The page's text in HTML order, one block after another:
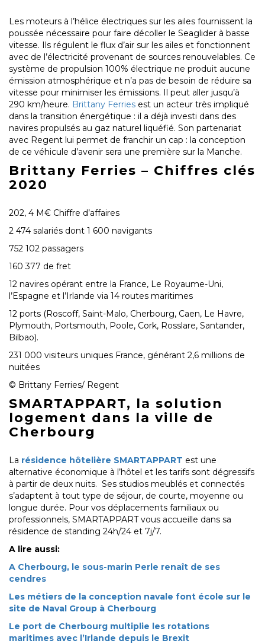
Les moteurs à l’hélice électriques sur les ailes fournissent la
poussée nécessaire pour faire décoller le Seaglider à basse
vitesse. Ils régulent le flux d’air sur les ailes et fonctionnent
avec de l’électricité provenant de sources renouvelables. Ce
système de propulsion 100% électrique ne produit aucune
émission atmosphérique et n’a pas de besoin de réduire sa
vitesse pour minimiser les émissions. Il peut aller jusqu’à
290 km/heure. Brittany Ferries est un acteur très impliqué
dans la transition énergétique : il a déjà investi dans des
navires propulsés au gaz naturel liquéfié. Son partenariat
avec Regent lui permet de franchir un cap : la conception
de ce véhicule d’avenir sera une première sur la Manche.
Brittany Ferries – Chiffres clés
2020
202, 4 M€ Chiffre d’affaires
2 474 salariés dont 1 600 navigants
752 102 passagers
160 377 de fret
12 navires opérant entre la France, Le Royaume-Uni,
l’Espagne et l’Irlande via 14 routes maritimes
12 ports (Roscoff, Saint-Malo, Cherbourg, Caen, Le Havre,
Plymouth, Portsmouth, Poole, Cork, Rosslare, Santander,
Bilbao).
231 000 visiteurs uniques France, générant 2,6 millions de
nuitées
© Brittany Ferries/ Regent
SMARTAPPART, la solution
logement dans la ville de
Cherbourg
La résidence hôtelière SMARTAPPART est une
alternative économique à l’hôtel et les tarifs sont dégressifs
à partir de deux nuits. Ses studios meublés et connectés
s’adaptent à tout type de séjour, de courte, moyenne ou
longue durée. Pour vos déplacements familiaux ou
professionnels, SMARTAPPART vous accueille dans sa
résidence de standing 24h/24 et 7j/7.
A lire aussi:
A Cherbourg, le sous-marin Perle renaît de ses
cendres
Les métiers de la conception navale font école sur le
site de Naval Group à Cherbourg
Le port de Cherbourg multiplie les rotations
maritimes avec l’Irlande depuis le Brexit